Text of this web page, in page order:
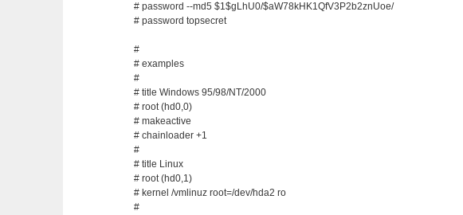
# password --md5 $1$gLhU0/$aW78kHK1QfV3P2b2znUoe/
# password topsecret
#
# examples
#
# title Windows 95/98/NT/2000
# root (hd0,0)
# makeactive
# chainloader +1
#
# title Linux
# root (hd0,1)
# kernel /vmlinuz root=/dev/hda2 ro
#